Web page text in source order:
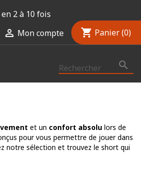
2 à 10 fois
 Mon compte shopping_cart Panier (0)

et un confort absolu lors de
pour vous permettre de jouer dans
notre sélection et trouvez le short qui